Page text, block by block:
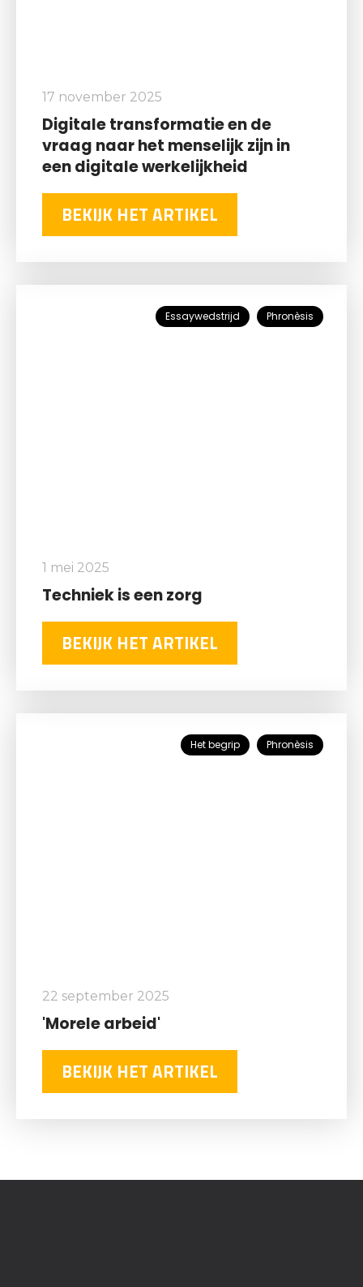
17 november 2025
Digitale transformatie en de
vraag naar het menselijk zijn in
een digitale werkelijkheid
BEKIJK HET ARTIKEL
Essaywedstrijd Phronèsis
1 mei 2025
Techniek is een zorg
BEKIJK HET ARTIKEL
Het begrip Phronèsis
22 september 2025
'Morele arbeid'
BEKIJK HET ARTIKEL